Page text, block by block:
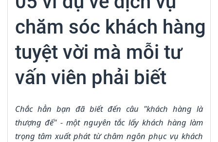
chăm sóc khách hàng
tuyệt vời mà mỗi tư
vấn viên phải biết
Chắc hẳn bạn đã biết đến câu "khách hàng là
thượng đế" - một nguyên tắc lấy khách hàng làm
trọng tâm xuất phát từ châm ngôn phục vụ khách